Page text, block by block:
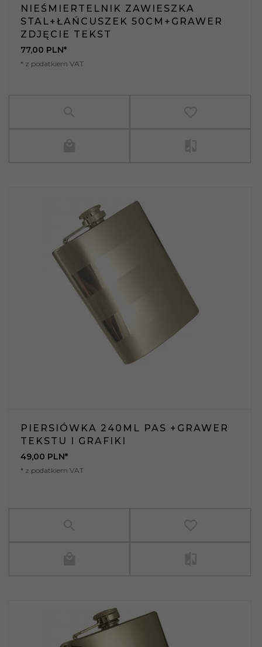
NIEŚMIERTELNIK ZAWIESZKA
STAL+ŁAŃCUSZEK 50CM+GRAWER
ZDJĘCIE TEKST
77,00 PLN*
* z podatkiem VAT
PIERSIÓWKA 240ML PAS +GRAWER
TEKSTU I GRAFIKI
49,00 PLN*
* z podatkiem VAT